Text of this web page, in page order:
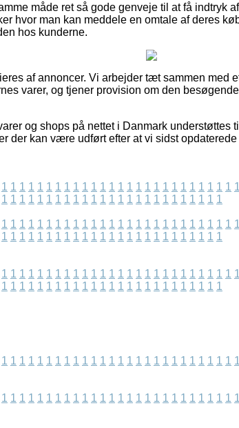
måde ret så gode genveje til at få indtryk
hvor man kan meddele en omtale af deres
hos kunderne.
af annoncer. Vi arbejder tæt sammen med
varer, og tjener provision om den
og shops på nettet i Danmark understøttes
der kan være udført efter at vi sidst
1 1 1 1 1 1 1 1 1 1 1 1 1 1 1 1 1 1 1 1 1 1 1 1 1 1 1
1 1 1 1 1 1 1 1 1 1 1 1 1 1 1 1 1 1 1 1 1 1 1 1 1
1 1 1 1 1 1 1 1 1 1 1 1 1 1 1 1 1 1 1 1 1 1 1 1 1 1 1
1 1 1 1 1 1 1 1 1 1 1 1 1 1 1 1 1 1 1 1 1 1 1 1 1
1 1 1 1 1 1 1 1 1 1 1 1 1 1 1 1 1 1 1 1 1 1 1 1 1 1 1
1 1 1 1 1 1 1 1 1 1 1 1 1 1 1 1 1 1 1 1 1 1 1 1 1
1 1 1 1 1 1 1 1 1 1 1 1 1 1 1 1 1 1 1 1 1 1 1 1 1 1 1
1 1 1 1 1 1 1 1 1 1 1 1 1 1 1 1 1 1 1 1 1 1 1 1 1 1 1